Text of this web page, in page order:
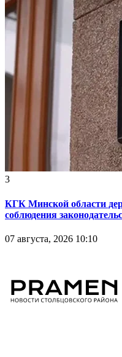
3
КГК Минской области
соблюдения
07 августа, 2026 10:10